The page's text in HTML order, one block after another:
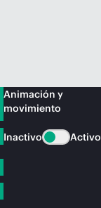
Animación y
movimiento
Inactivo Activo